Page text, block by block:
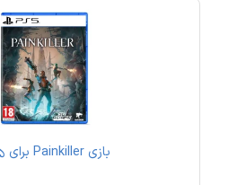
بازی Painkiller برای PS5